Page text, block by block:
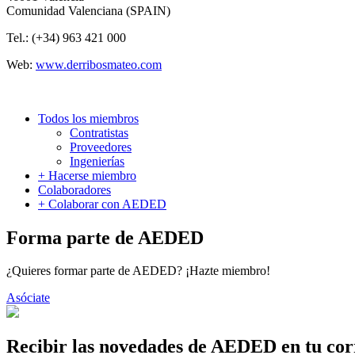
Comunidad Valenciana (SPAIN)
Tel.: (+34) 963 421 000
Web: www.derribosmateo.com
Todos los miembros
Contratistas
Proveedores
Ingenierías
+ Hacerse miembro
Colaboradores
+ Colaborar con AEDED
Forma parte de AEDED
¿Quieres formar parte de AEDED? ¡Hazte miembro!
Asóciate
Recibir las novedades de AEDED en tu